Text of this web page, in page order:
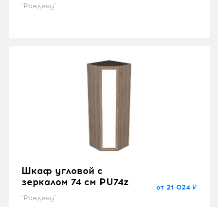
"Рандеву"
Шкаф угловой с
зеркалом 74 см PU74z
"Рандеву"
от 21 024 ₽